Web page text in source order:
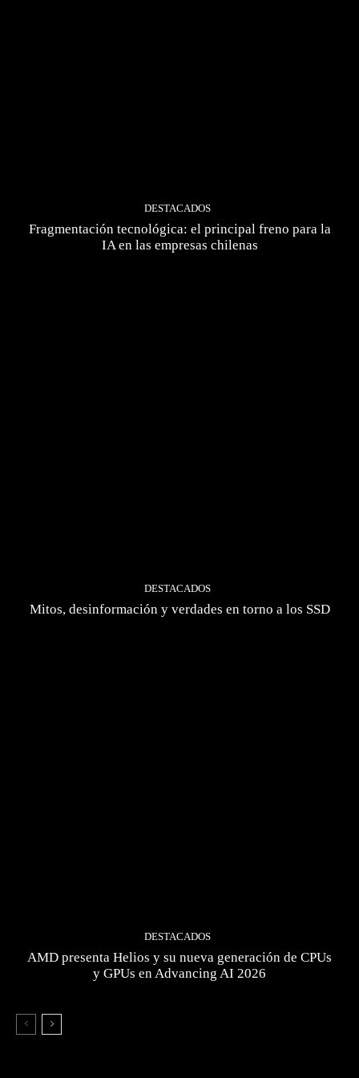
DESTACADOS
Fragmentación tecnológica: el principal freno para la
IA en las empresas chilenas
DESTACADOS
Mitos, desinformación y verdades en torno a los SSD
DESTACADOS
AMD presenta Helios y su nueva generación de CPUs
y GPUs en Advancing AI 2026